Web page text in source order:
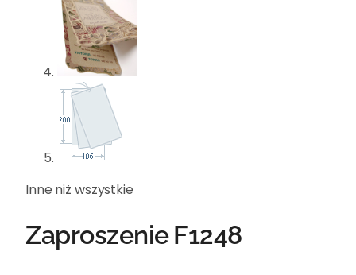
Inne niż wszystkie
Zaproszenie F1248